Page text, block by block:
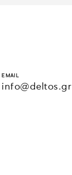
EMAIL
info@deltos.gr